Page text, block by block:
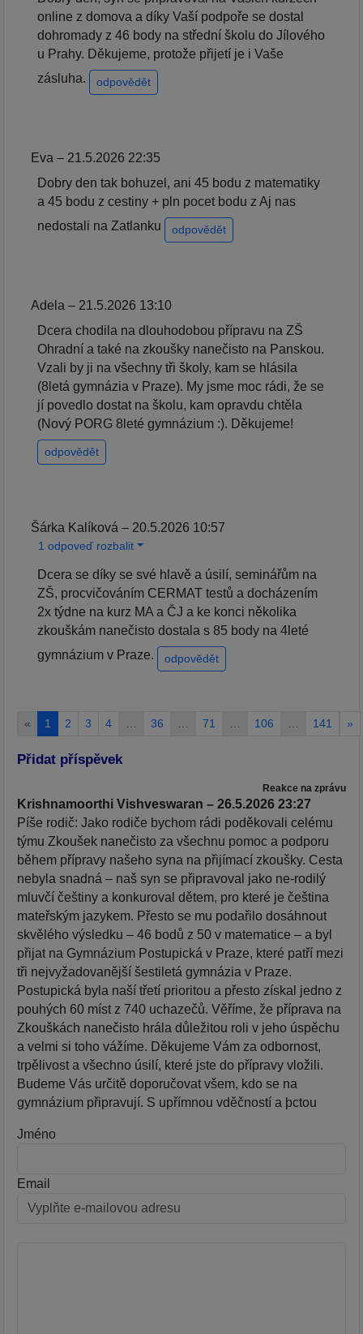
online z domova a díky Vaší podpoře se dostal
dohromady z 46 body na střední školu do Jílového
u Prahy. Děkujeme, protože přijetí je i Vaše
zásluha.
odpovědět
Eva – 21.5.2026 22:35
Dobry den tak bohuzel, ani 45 bodu z matematiky
a 45 bodu z cestiny + pln pocet bodu z Aj nas
nedostali na Zatlanku
odpovědět
Adela – 21.5.2026 13:10
Dcera chodila na dlouhodobou přípravu na ZŠ
Ohradní a také na zkoušky nanečisto na Panskou.
Vzali by ji na všechny tři školy, kam se hlásila
(8letá gymnázia v Praze). My jsme moc rádi, že se
jí povedlo dostat na školu, kam opravdu chtěla
(Nový PORG 8leté gymnázium :). Děkujeme!
odpovědět
Šárka Kalíková – 20.5.2026 10:57
1 odpoveď rozbalit
Dcera se díky se své hlavě a úsilí, seminářům na
ZŠ, procvičováním CERMAT testů a docházením
2x týdne na kurz MA a ČJ a ke konci několika
zkouškám nanečisto dostala s 85 body na 4leté
gymnázium v Praze.
odpovědět
« 1 2 3 4 36 71 106 141 »
Přidat příspěvek
Reakce na zprávu
Krishnamoorthi Vishveswaran – 26.5.2026 23:27
Píše rodič: Jako rodiče bychom rádi poděkovali celému
týmu Zkoušek nanečisto za všechnu pomoc a podporu
během přípravy našeho syna na přijímací zkoušky. Cesta
nebyla snadná – naš syn se připravoval jako ne-rodilý
mluvčí češtiny a konkuroval dětem, pro které je čeština
mateřským jazykem. Přesto se mu podařilo dosáhnout
skvělého výsledku – 46 bodů z 50 v matematice – a byl
přijat na Gymnázium Postupická v Praze, které patří mezi
tři nejvyžadovanější šestiletá gymnázia v Praze.
Postupická byla naší třetí prioritou a přesto získal jedno z
pouhých 60 míst z 740 uchazečů. Věříme, že příprava na
Zkouškách nanečisto hrála důležitou roli v jeho úspěchu
a velmi si toho vážíme. Děkujeme Vám za odbornost,
trpělivost a všechno úsilí, které jste do přípravy vložili.
Budeme Vás určitě doporučovat všem, kdo se na
gymnázium připravují. S upřímnou vděčností a þctou
Jméno
Email